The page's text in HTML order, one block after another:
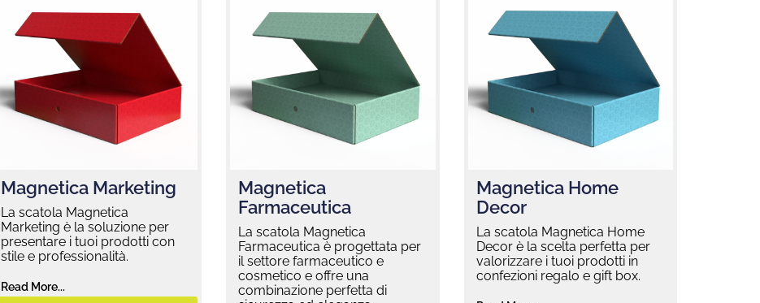
Magnetica Marketing
La scatola Magnetica
Marketing è la soluzione per
presentare i tuoi prodotti con
stile e professionalità.
Read More...
Magnetica
Farmaceutica
La scatola Magnetica
Farmaceutica è progettata per
il settore farmaceutico e
cosmetico e offre una
combinazione perfetta di
Magnetica Home
Decor
La scatola Magnetica Home
Decor è la scelta perfetta per
valorizzare i tuoi prodotti in
confezioni regalo e gift box.